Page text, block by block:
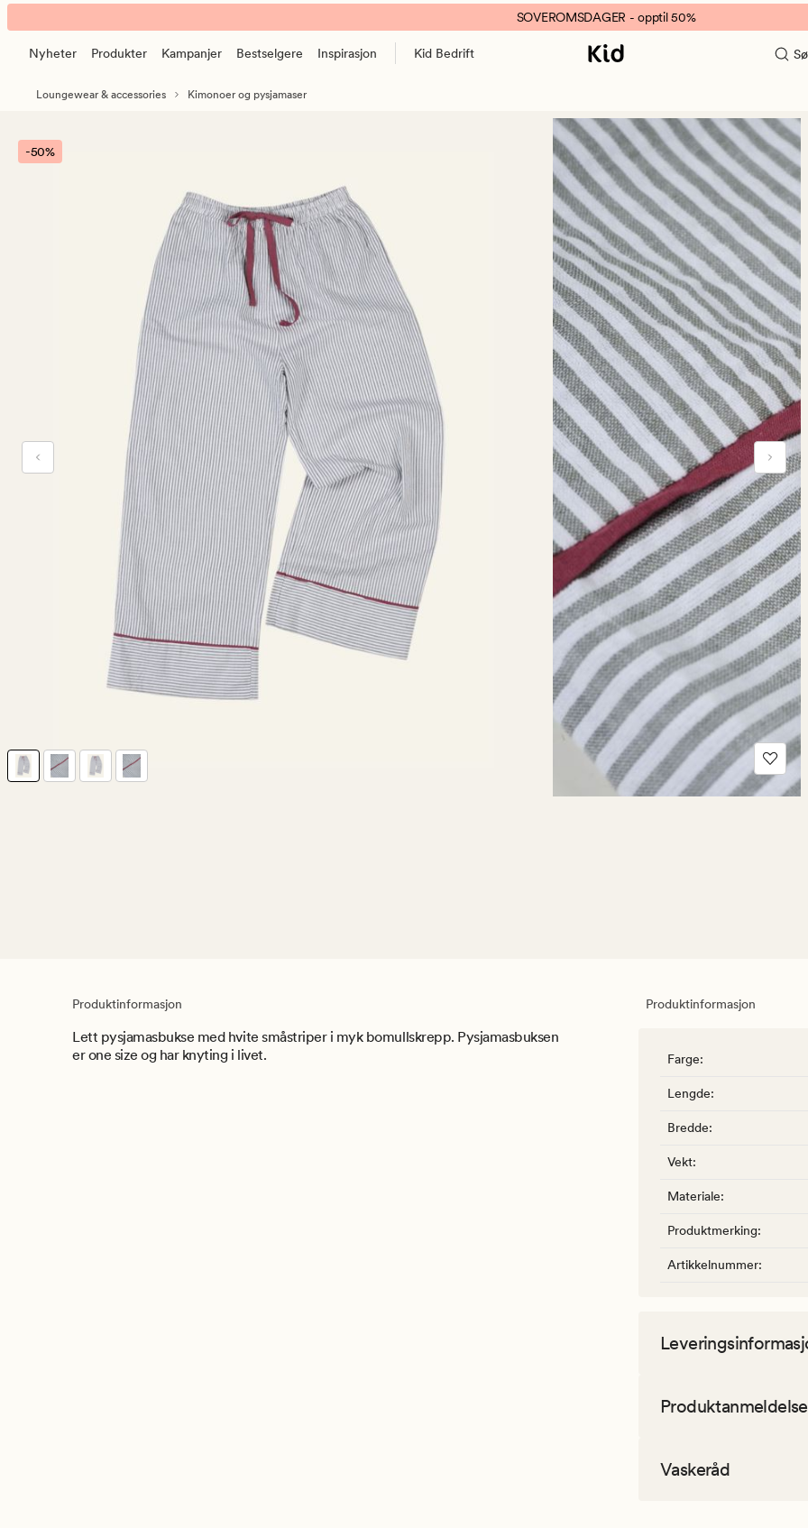
Ina
pyjamasbukse
olivengrønn
banner.
Klikk
pause.
SOVEROMSDAGER - opptil 50%
Nyheter Produkter Kampanjer Bestselgere Inspirasjon Kid Bedrift
Loungewear & accessories Kimonoer og pysjamaser
-50%
Produktinformasjon
Lett pysjamasbukse med hvite småstriper i myk bomullskrepp. Pysjamasbuksen
er one size og har knyting i livet.
Produktinformasjon
Farge:
Lengde:
Bredde:
Vekt:
Materiale:
Produktmerking:
Artikkelnummer:
Vaskeråd